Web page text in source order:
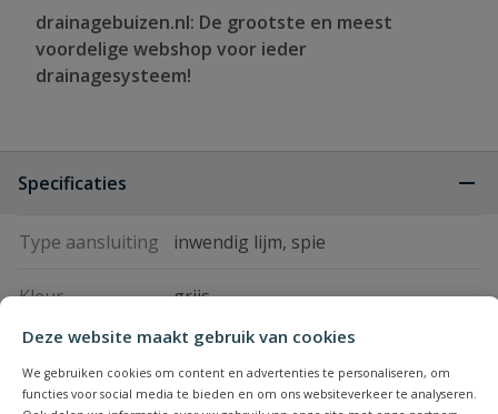
Deze website maakt gebruik van cookies
We gebruiken cookies om content en advertenties te personaliseren, om
functies voor social media te bieden en om ons websiteverkeer te analyseren.
drainagebuizen.nl: De grootste en meest
voordelige webshop voor ieder
drainagesysteem!
Specificaties
Type aansluiting inwendig lijm, spie
Kleur grijs
Graden bocht 45
Keurmerk KOMO